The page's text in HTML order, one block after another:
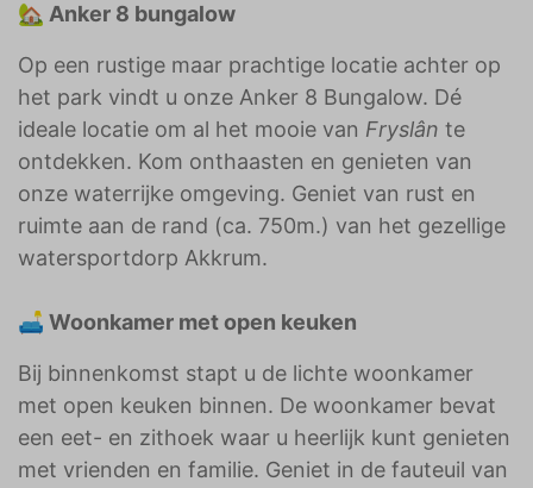
🏡 Anker 8 bungalow
Op een rustige maar prachtige locatie achter op
het park vindt u onze Anker 8 Bungalow. Dé
ideale locatie om al het mooie van Fryslân te
ontdekken. Kom onthaasten en genieten van
onze waterrijke omgeving. Geniet van rust en
ruimte aan de rand (ca. 750m.) van het gezellige
watersportdorp Akkrum.
🛋️ Woonkamer met open keuken
Bij binnenkomst stapt u de lichte woonkamer
met open keuken binnen. De woonkamer bevat
een eet- en zithoek waar u heerlijk kunt genieten
met vrienden en familie. Geniet in de fauteuil van